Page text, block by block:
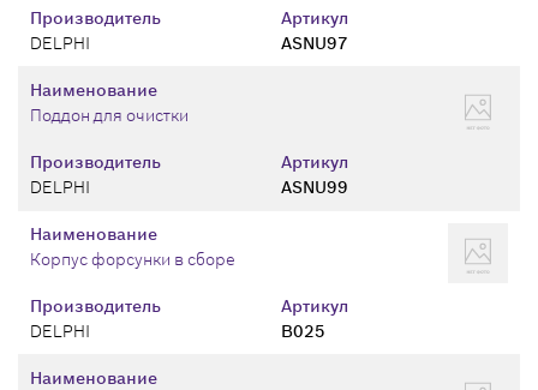
Производитель
DELPHI
Артикул
ASNU97
Производитель
DELPHI
Артикул
ASNU99
Наименование
Поддон для очистки
Производитель
DELPHI
Артикул
B025
Наименование
Корпус форсунки в сборе
Наименование